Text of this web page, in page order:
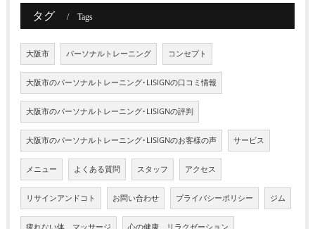
タグ Tags
大阪市 パーソナルトレーニング コンセプト
大阪市のパーソナルトレーニング･LISIGNの口コミ情報
大阪市のパーソナルトレーニング･LISIGNの評判
大阪市のパーソナルトレーニング･LISIGNのお客様の声 サービス
メニュー よくある質問 スタッフ アクセス
リサインアンドコト お問い合わせ プライバシーポリシー ジム
疲れない体 マッサージ 心の健康 リラクゼーション